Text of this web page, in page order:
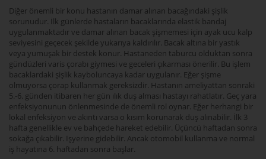
Diğer önemli bir konu hastanın damar alınan bacağındaki şişlik
sorunudur. İlk günlerde hastaların bacaklarında elastik bandaj
uygulanmaktadır ve damar alınan bacak şişmemesi için ayak ucu kalp
seviyesini geçecek şekilde yukarıya kaldırılır. Bacak altına bir yastık
veya yumuşak bir destek konur. Hastaneden taburcu olduktan sonra
gündüzleri varis çorabı giymesi ve geceleri çıkarması önerilir. Bu işlem
bacaklardaki şişlik kayboluncaya kadar uygulanır. Eğer şişme
olmuyorsa çorap kullanmak gereksizdir. Hastanın ameliyattan sonraki
5.-6. günden itibaren her gün ılık duş alması hastayı rahatlatır. Geç yara
enfeksiyonunun önlenmesinde de önemli rol oynar. Eğer herhangi bir
lokal enfeksiyon ve akıntı varsa o kısım korunarak duş alınabilir. İlk 3
hafta genellikle ev ve bahçede hareket edebilir. Üçüncü haftadan sonra
sokağa çıkabilir. İşyerine gidebilir. Ancak otomobil kullanma ve normal
iş hayatına 6. haftadan sonra başlar.